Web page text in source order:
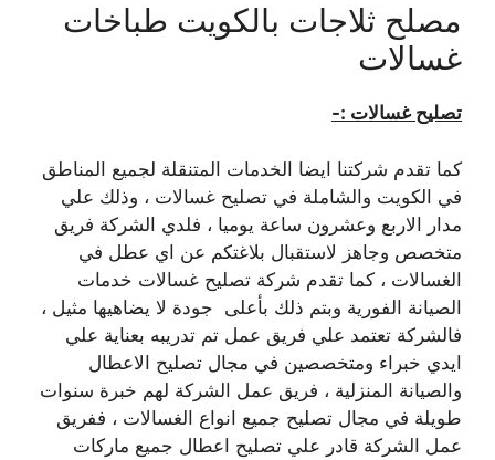
مصلح ثلاجات بالكويت طباخات
غسالات
تصليح غسالات :-
كما تقدم شركتنا ايضا الخدمات المتنقلة لجميع المناطق
في الكويت والشاملة في تصليح غسالات ، وذلك علي
مدار الاربع وعشرون ساعة يوميا ، فلدي الشركة فريق
متخصص وجاهز لاستقبال بلاغتكم عن اي عطل في
الغسالات ، كما تقدم شركة تصليح غسالات خدمات
الصيانة الفورية وبتم ذلك بأعلى جودة لا يضاهيها مثيل ،
فالشركة تعتمد علي فريق عمل تم تدريبه بعناية علي
ايدي خبراء ومتخصصين في مجال تصليح الاعطال
والصيانة المنزلية ، فريق عمل الشركة لهم خبرة سنوات
طويلة في مجال تصليح جميع انواع الغسالات ، ففريق
عمل الشركة قادر علي تصليح اعطال جميع ماركات